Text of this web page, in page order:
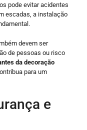
pode evitar acidentes
escadas, a instalação
devem ser
de pessoas ou risco
da decoração
para um
e